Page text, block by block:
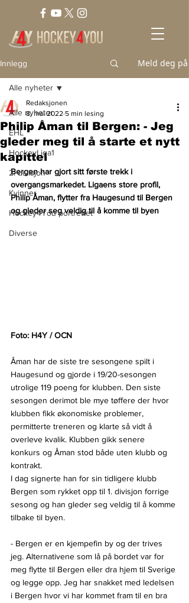
Innlegg Meld deg på
Alle nyheter
EHL
HockeyLiga1
2. divisjon
Kvinner
Hockey4You portrettet
Diverse
Alle nyheter
Philip Åman til Bergen: - Jeg
gleder meg til å starte et nytt
kapittel
Redaksjonen
8. mai 2022 5 min lesing
Bergen har gjort sitt første trekk i
overgangsmarkedet. Ligaens store profil,
Philip Åman, flytter fra Haugesund til Bergen
og gleder seg veldig til å komme til byen
Foto: H4Y / OCN
Åman har de siste tre sesongene spilt i
Haugesund og gjorde i 19/20-sesongen
utrolige 119 poeng for klubben. Den siste
sesongen derimot ble mye tøffere der hvor
klubben fikk økonomiske problemer,
permitterte treneren og klarte så vidt å
overleve kvalik. Klubben gikk senere
konkurs og Åman stod både uten klubb og
kontrakt.
I dag signerte han for sin tidligere klubb
Bergen som rykket opp til 1. divisjon forrige
sesong og han gleder seg veldig til å komme
tilbake til byen.
- Bergen er en kjempefin by og der trives
jeg. Alternativene som lå på bordet var for
meg flytte til Bergen eller dra hjem til Sverige
og legge opp. Jeg har snakket med ledelsen
i Bergen hvor vi har kommet fram til en bra